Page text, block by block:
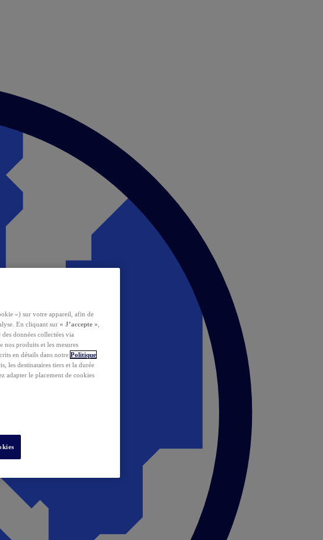
») sur votre appareil, afin de
En cliquant sur « J’accepte »
données collectées via
nos produits et les mesures
en détails dans notre Politique
les destinataires tiers et la durée
adapter le placement de cookies